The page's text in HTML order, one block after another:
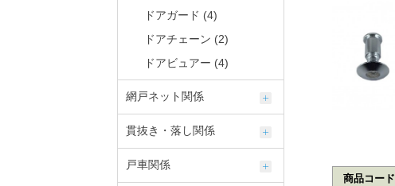
商品コード
ドアガード (4)
ドアチェーン (2)
ドアビュアー (4)
網戸ネット関係
貫抜き・落し関係
戸車関係